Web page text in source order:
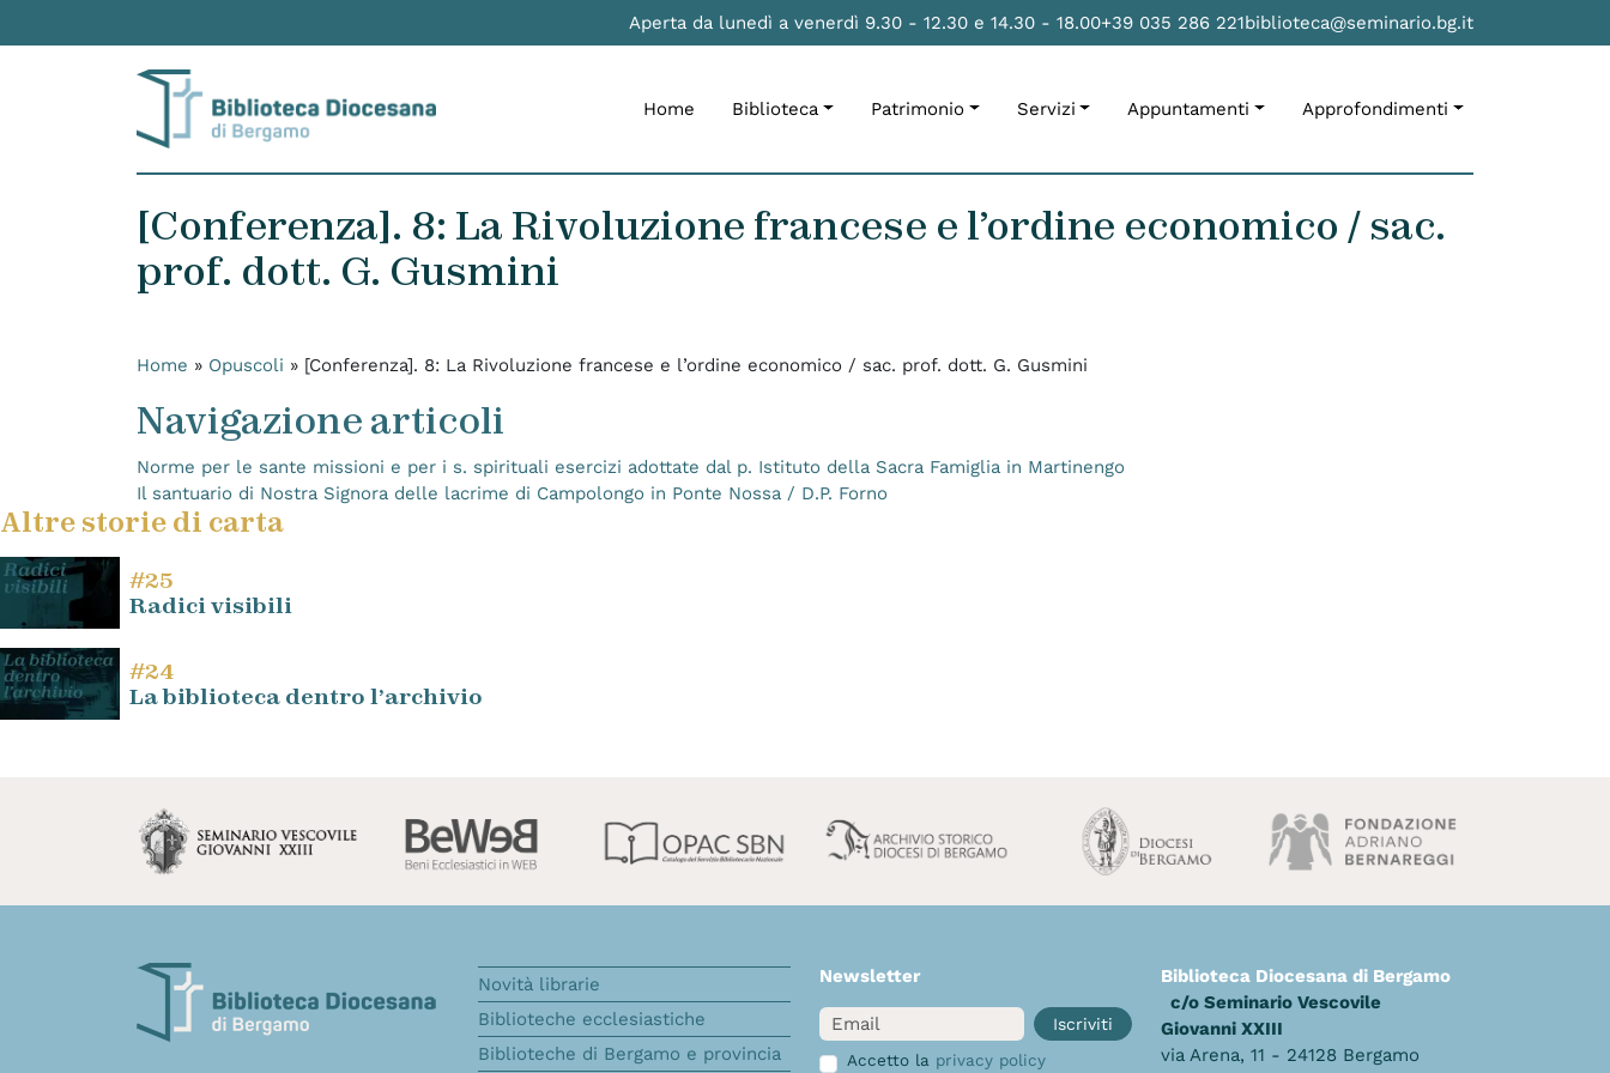
Aperta da lunedì a venerdì 9.30 - 12.30 e 14.30 - 18.00+39 035 286 221biblioteca@seminario.bg.it
Home Biblioteca Patrimonio Servizi Appuntamenti Approfondimenti
[Conferenza]. 8: La Rivoluzione francese e l’ordine economico / sac.
prof. dott. G. Gusmini
Home » Opuscoli » [Conferenza]. 8: La Rivoluzione francese e l’ordine economico / sac. prof. dott. G. Gusmini
Navigazione articoli
Norme per le sante missioni e per i s. spirituali esercizi adottate dal p. Istituto della Sacra Famiglia in Martinengo
Il santuario di Nostra Signora delle lacrime di Campolongo in Ponte Nossa / D.P. Forno
Altre storie di carta
#25
Radici visibili
#24
La biblioteca dentro l’archivio
Novità librarie
Biblioteche ecclesiastiche
Biblioteche di Bergamo e provincia
Newsletter
Email
Iscriviti
Accetto la privacy policy
Biblioteca Diocesana di Bergamo
c/o Seminario Vescovile
Giovanni XXIII
via Arena, 11 - 24128 Bergamo